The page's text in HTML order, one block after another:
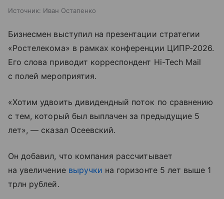
Источник: Иван Остапенко
Бизнесмен выступил на презентации стратегии
«Ростелекома» в рамках конференции ЦИПР-2026.
Его слова приводит корреспондент Hi-Tech Mail
с полей мероприятия.
«Хотим удвоить дивидендный поток по сравнению
с тем, который был выплачен за предыдущие 5
лет», — сказал Осеевский.
Он добавил, что компания рассчитывает
на увеличение выручки на горизонте 5 лет выше 1
трлн рублей.